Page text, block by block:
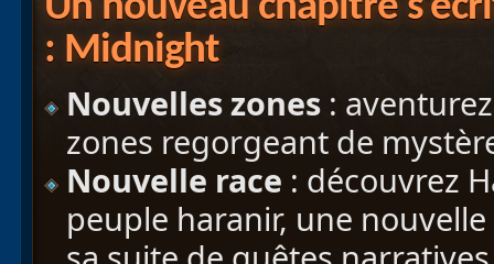
: Midnight
Nouvelles zones :
zones regorgeant de
Nouvelle race : découvrez
peuple haranir, une